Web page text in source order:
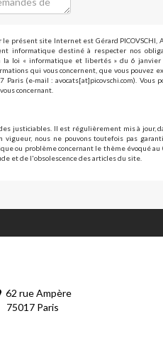
présent site Internet est Gérard PICOVSCHI,
informatique destiné à respecter nos
la loi « informatique et libertés » du 6 janvier
qui vous concernent, que vous pouvez
(e-mail : avocats[at]picovschi.com). Vous
concernant.
justiciables. Il est régulièrement mis à jour,
nous ne pouvons toutefois pas
ou problème concernant le thème évoqué au
et de l'obsolescence des articles du site.
62 rue Ampère
75017 Paris